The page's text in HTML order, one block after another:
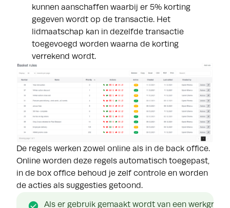
kunnen aanschaffen waarbij er 5% korting
gegeven wordt op de transactie. Het
lidmaatschap kan in dezelfde transactie
toegevoegd worden waarna de korting
verrekend wordt.
De regels werken zowel online als in de back office.
Online worden deze regels automatisch toegepast,
in de box office behoud je zelf controle en worden
de acties als suggesties getoond.
Als er gebruik gemaakt wordt van een